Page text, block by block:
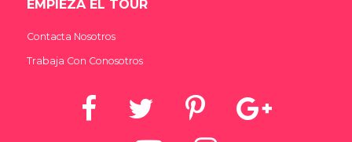
EMPIEZA EL TOUR
Contacta Nosotros
Trabaja Con Conosotros